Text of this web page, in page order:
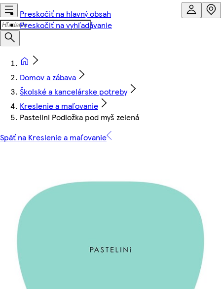
Preskočiť na hlavný obsah
Preskočiť na vyhľadávanie
Domov a zábava
Školské a kancelárske potreby
Kreslenie a maľovanie
Pastelini Podložka pod myš zelená
Späť na Kreslenie a maľovanie